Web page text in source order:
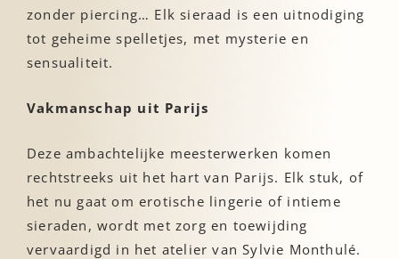
zonder piercing… Elk sieraad is een uitnodiging
tot geheime spelletjes, met mysterie en
sensualiteit.
Vakmanschap uit Parijs
Deze ambachtelijke meesterwerken komen
rechtstreeks uit het hart van Parijs. Elk stuk, of
het nu gaat om erotische lingerie of intieme
sieraden, wordt met zorg en toewijding
vervaardigd in het atelier van Sylvie Monthulé.